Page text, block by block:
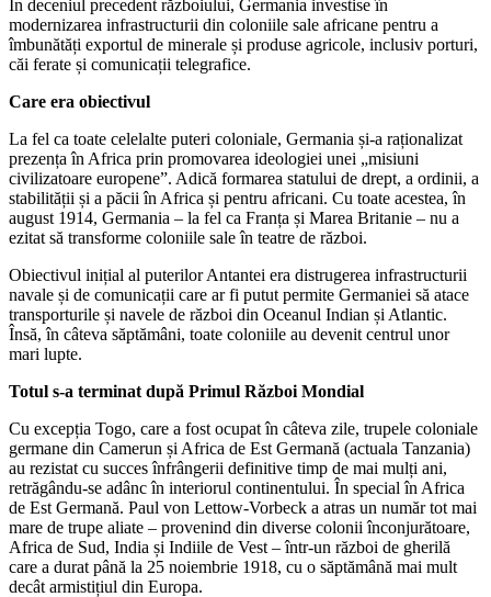
În deceniul precedent războiului, Germania investise în
modernizarea infrastructurii din coloniile sale africane pentru a
îmbunătăți exportul de minerale și produse agricole, inclusiv porturi,
căi ferate și comunicații telegrafice.
Care era obiectivul
La fel ca toate celelalte puteri coloniale, Germania și-a raționalizat
prezența în Africa prin promovarea ideologiei unei „misiuni
civilizatoare europene”. Adică formarea statului de drept, a ordinii, a
stabilității și a păcii în Africa și pentru africani. Cu toate acestea, în
august 1914, Germania – la fel ca Franța și Marea Britanie – nu a
ezitat să transforme coloniile sale în teatre de război.
Obiectivul inițial al puterilor Antantei era distrugerea infrastructurii
navale și de comunicații care ar fi putut permite Germaniei să atace
transporturile și navele de război din Oceanul Indian și Atlantic.
Însă, în câteva săptămâni, toate coloniile au devenit centrul unor
mari lupte.
Totul s-a terminat după Primul Război Mondial
Cu excepția Togo, care a fost ocupat în câteva zile, trupele coloniale
germane din Camerun și Africa de Est Germană (actuala Tanzania)
au rezistat cu succes înfrângerii definitive timp de mai mulți ani,
retrăgându-se adânc în interiorul continentului. În special în Africa
de Est Germană. Paul von Lettow-Vorbeck a atras un număr tot mai
mare de trupe aliate – provenind din diverse colonii înconjurătoare,
Africa de Sud, India și Indiile de Vest – într-un război de gherilă
care a durat până la 25 noiembrie 1918, cu o săptămână mai mult
decât armistițiul din Europa.